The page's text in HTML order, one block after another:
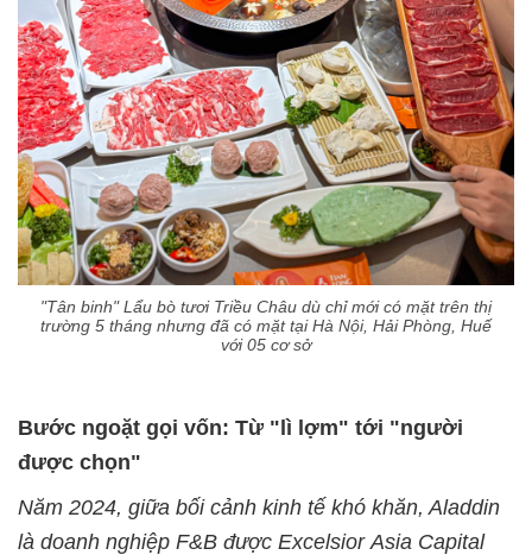
"Tân binh" Lẩu bò tươi Triều Châu dù chỉ mới có mặt trên thị
trường 5 tháng nhưng đã có mặt tại Hà Nội, Hải Phòng, Huế
với 05 cơ sở
Bước ngoặt gọi vốn: Từ "lì lợm" tới "người
được chọn"
Năm 2024, giữa bối cảnh kinh tế khó khăn, Aladdin
là doanh nghiệp F&B được Excelsior Asia Capital